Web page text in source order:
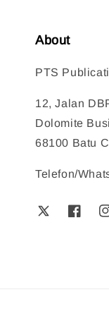
About
PTS
12, Jalan
Dolomite
68100 Batu
Telefon/